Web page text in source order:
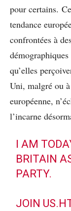
pour certains.
tendance
confrontées à
qu’elles
Uni, malgré ou
européenne,
l’incarne
I AM
BRITAIN
PARTY.
JOIN US.